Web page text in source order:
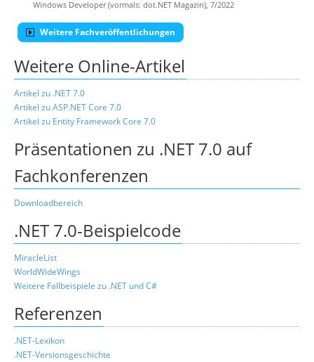
Windows Developer (vormals: dot.NET Magazin), 7/2022
Weitere Fachveröffentlichungen
Weitere Online-Artikel
Artikel zu .NET 7.0
Artikel zu ASP.NET Core 7.0
Artikel zu Entity Framework Core 7.0
Präsentationen zu .NET 7.0 auf
Fachkonferenzen
Downloadbereich
.NET 7.0-Beispielcode
MiracleList
WorldWideWings
Weitere Fallbeispiele zu .NET und C#
Referenzen
.NET-Lexikon
.NET-Versionsgeschichte